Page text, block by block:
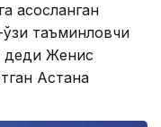
асосланган
таъминловчи
деди Женис
Астана